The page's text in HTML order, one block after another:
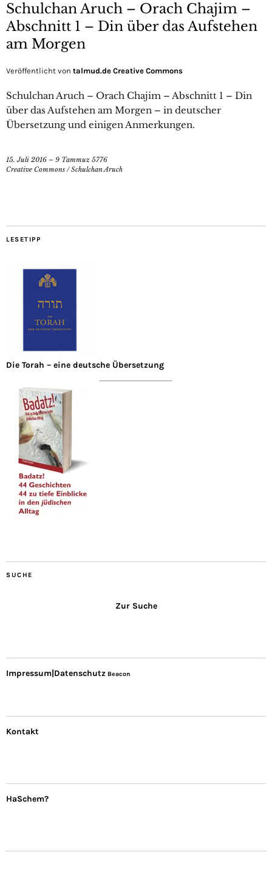
Schulchan Aruch – Orach Chajim –
Abschnitt 1 – Din über das Aufstehen
am Morgen
Veröffentlicht von talmud.de Creative Commons
Schulchan Aruch – Orach Chajim – Abschnitt 1 – Din
über das Aufstehen am Morgen – in deutscher
Übersetzung und einigen Anmerkungen.
15. Juli 2016 – 9 Tammuz 5776
Creative Commons /Schulchan Aruch
LESETIPP
Die Torah – eine deutsche Übersetzung
SUCHE
Zur Suche
Impressum|Datenschutz Beacon
Kontakt
HaSchem?